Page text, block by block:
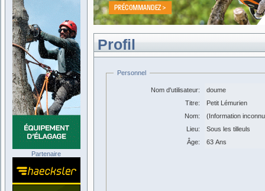
Profil
Personnel
Nom d'utilisateur:
doume
Titre:
Petit Lémurien
Nom:
(Information
Lieu:
Sous les tilleuls
Âge:
63 Ans
Partenaire